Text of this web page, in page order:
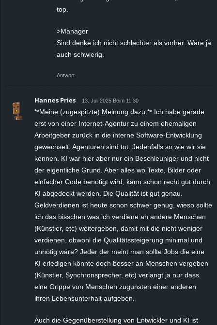
top.
>Manager
Sind denke ich nicht schlechter als vorher. Wäre ja
auch schwierig.
Antwort
Hannes Pries 13. Juli 2025 Beim 11:30
**Meine (zugespitzte) Meinung dazu:** Ich habe gerade
erst von einer Internet-Agentur zu einem ehemaligen
Arbeitgeber zurück in die interne Software-Entwicklung
gewechselt. Agenturen sind tot. Jedenfalls so wie wir sie
kennen. KI war hier aber nur ein Beschleuniger und nicht
der eigentliche Grund. Aber alles wo Texte, Bilder oder
einfacher Code benötigt wird, kann schon recht gut durch
KI abgedeckt werden. Die Qualität ist gut genau.
Geldverdienen ist heute schon schwer genug, wieso sollte
ich das bisschen was ich verdiene an andere Menschen
(Künstler, etc) weitergeben, damit mit die nicht weniger
verdienen, obwohl die Qualitätssteigerung minimal und
unnötig wäre? Jeder der meint man sollte Jobs die eine
KI erledigen könnte doch besser an Menschen vergeben
(Künstler, Synchronsprecher, etc) verlangt ja nur dass
eine Grippe von Menschen zugunsten einer anderen
ihren Lebensunterhalt aufgeben.
Auch die Gegenüberstellung von Entwickler und KI ist